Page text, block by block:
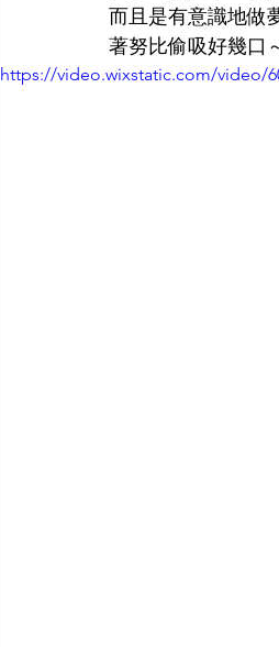
而且是有意識地做
著努比偷吸好幾口
https://video.wixstatic.com/video/